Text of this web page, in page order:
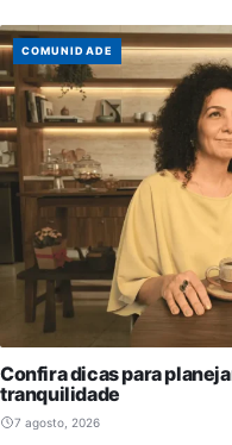
COMUNIDADE
Confira dicas para
tranquilidade
7 agosto, 2026